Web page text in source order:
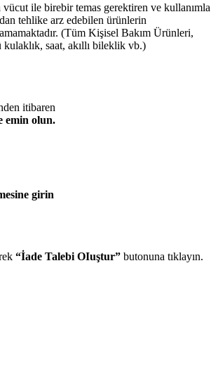
vücut ile birebir temas gerektiren ve kullanımla
tehlike arz edebilen ürünlerin
(Tüm Kişisel Bakım Ürünleri,
saat, akıllı bileklik vb.)
itibaren
emin olun.
girin
“İade Talebi OIuştur” butonuna tıklayın.